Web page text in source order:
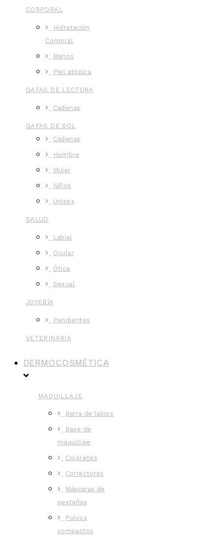
CORPORAL
Hidratación
Corporal
Manos
Piel atópica
GAFAS DE LECTURA
Cadenas
GAFAS DE SOL
Cadenas
Hombre
Mujer
Niños
Unisex
SALUD
Labial
Ocular
Ótica
Sexual
JOYERÍA
Pendientes
VETERINARIA
DERMOCOSMÉTICA
MAQUILLAJE
Barra de labios
Base de
maquillaje
Coloretes
Correctores
Máscaras de
pestañas
Polvos
compactos